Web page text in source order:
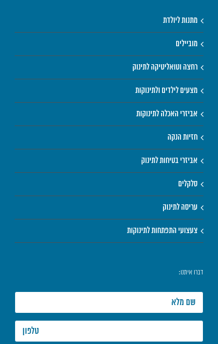
מתנות ליולדת
מוביילים
רחצה וטואליטיקה לתינוק
מצעים לילדים ולתינוקות
אביזרי האכלה לתינוקות
חזיות הנקה
אביזרי בטיחות לתינוק
סלקלים
עריסה לתינוק
צעצועי התפתחות לתינוקות
דברו איתנו: